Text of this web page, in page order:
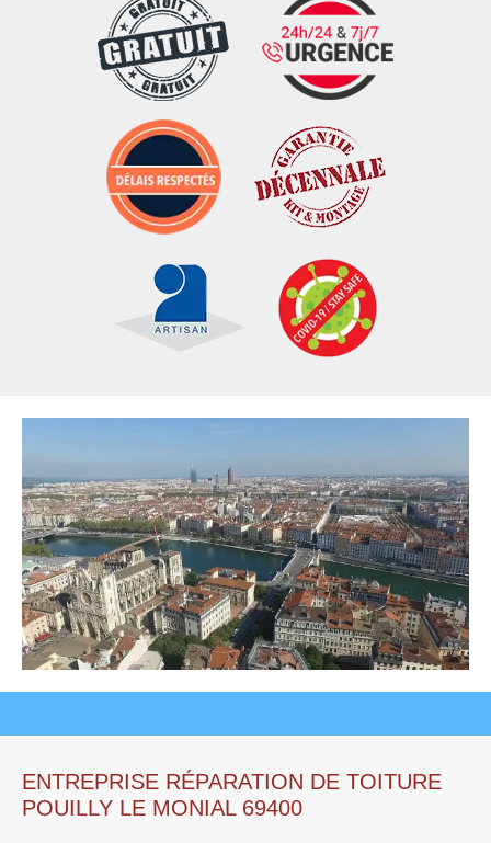
ENTREPRISE RÉPARATION DE TOITURE
POUILLY LE MONIAL 69400